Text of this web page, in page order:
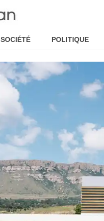
SOCIÉTÉ POLITIQUE
du 27
des